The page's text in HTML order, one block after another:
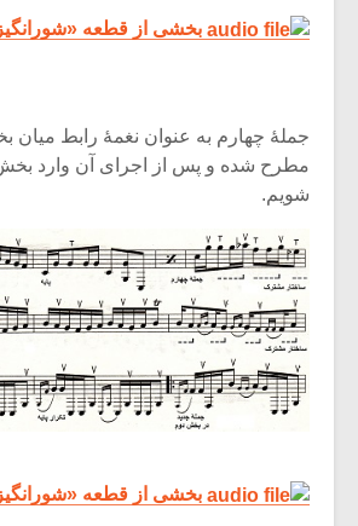
بخشی از قطعه
جملۀ چهارم به عنوان نغمۀ رابط میان
مطرح شده و پس از اجرای آن وارد
شویم.
بخشی از قطعه